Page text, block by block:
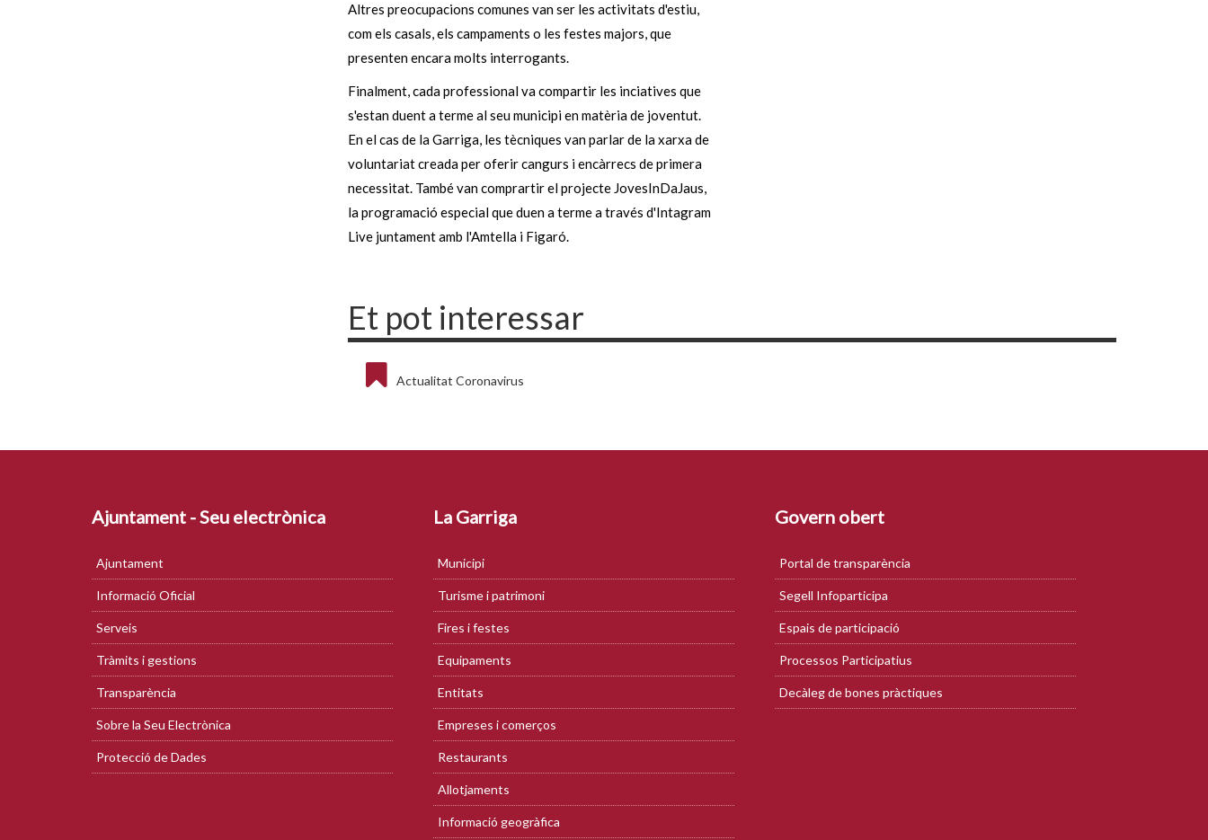
Altres preocupacions comunes van ser les activitats d'estiu,
com els casals, els campaments o les festes majors, que
presenten encara molts interrogants.
Finalment, cada professional va compartir les inciatives que
s'estan duent a terme al seu municipi en matèria de joventut.
En el cas de la Garriga, les tècniques van parlar de la xarxa de
voluntariat creada per oferir cangurs i encàrrecs de primera
necessitat. També van comprartir el projecte JovesInDaJaus,
la programació especial que duen a terme a través d'Intagram
Live juntament amb l'Amtella i Figaró.
Et pot interessar
Actualitat Coronavirus
Ajuntament - Seu electrònica
Ajuntament
Informació Oficial
Serveis
Tràmits i gestions
Transparència
Sobre la Seu Electrònica
Protecció de Dades
La Garriga
Municipi
Turisme i patrimoni
Fires i festes
Equipaments
Entitats
Empreses i comerços
Restaurants
Allotjaments
Informació geogràfica
Govern obert
Portal de transparència
Segell Infoparticipa
Espais de participació
Processos Participatius
Decàleg de bones pràctiques